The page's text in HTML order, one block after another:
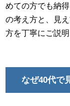
めての方でも納
の考え方と、見
方を丁寧にご説明
なぜ40代で